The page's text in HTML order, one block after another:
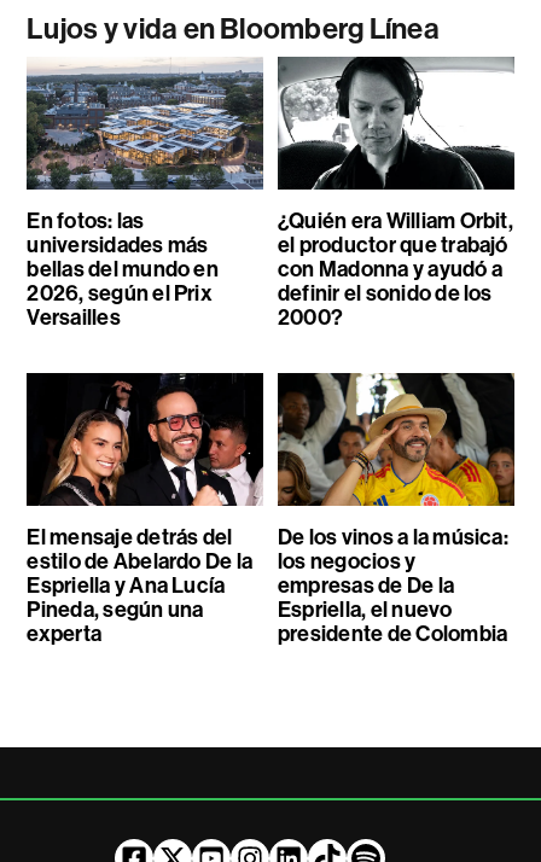
Lujos y vida en Bloomberg Línea
En fotos: las
universidades más
bellas del mundo en
2026, según el Prix
Versailles
¿Quién era William Orbit,
el productor que trabajó
con Madonna y ayudó a
definir el sonido de los
2000?
El mensaje detrás del
estilo de Abelardo De la
Espriella y Ana Lucía
Pineda, según una
experta
De los vinos a la música:
los negocios y
empresas de De la
Espriella, el nuevo
presidente de Colombia